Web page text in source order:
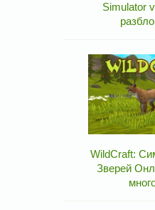
Simulator
WildCraft:
Зверей